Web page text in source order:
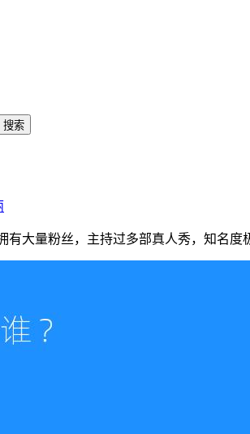
有大量粉丝，主持过多部真人秀，知名度